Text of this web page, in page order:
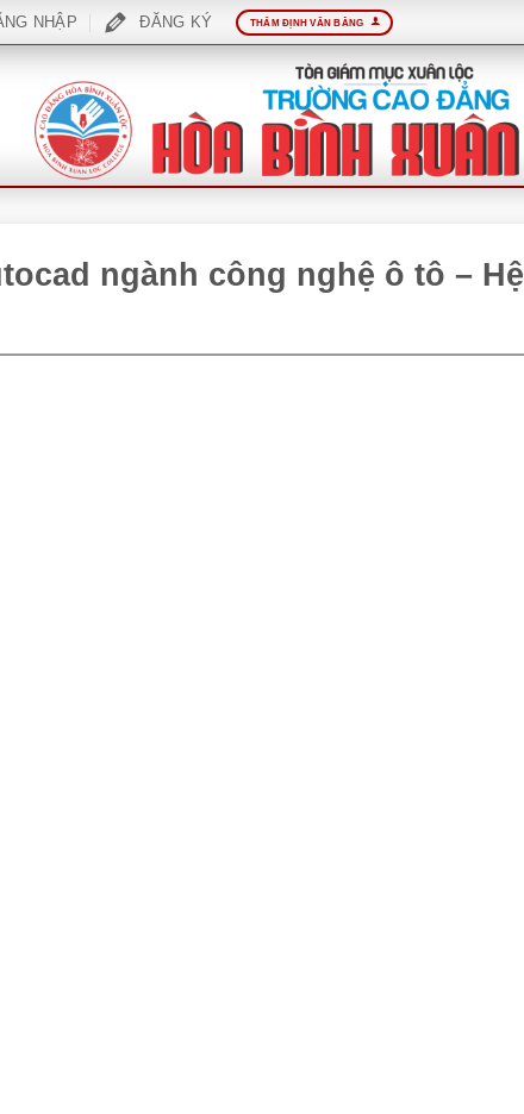
NHẬP ĐĂNG KÝ THẨM ĐỊNH VĂN BẰNG
ngành công nghệ ô tô – Hệ